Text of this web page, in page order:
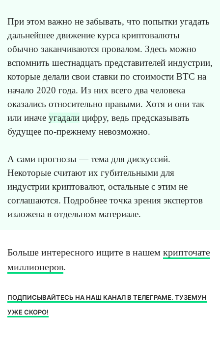
При этом важно не забывать, что попытки угадать
дальнейшее движение курса криптовалюты
обычно заканчиваются провалом. Здесь можно
вспомнить шестнадцать представителей индустрии,
которые делали свои ставки по стоимости BTC на
начало 2020 года. Из них всего два человека
оказались относительно правыми. Хотя и они так
или иначе угадали цифру, ведь предсказывать
будущее по-прежнему невозможно.
А сами прогнозы — тема для дискуссий.
Некоторые считают их губительными для
индустрии криптовалют, остальные с этим не
соглашаются. Подробнее точка зрения экспертов
изложена в отдельном материале.
Больше интересного ищите в нашем крипточате
миллионеров.
ПОДПИСЫВАЙТЕСЬ НА НАШ КАНАЛ В ТЕЛЕГРАМЕ. ТУЗЕМУН
УЖЕ СКОРО!